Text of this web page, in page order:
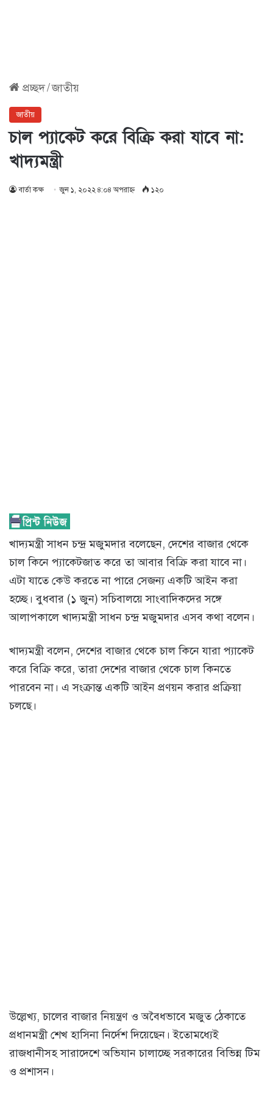
প্রচ্ছদ/জাতীয়
জাতীয়
চাল প্যাকেট করে বিক্রি করা যাবে না:
খাদ্যমন্ত্রী
বার্তা কক্ষ জুন ১, ২০২২ ৪:০৪ অপরাহ্ণ ১২০
খাদ্যমন্ত্রী সাধন চন্দ্র মজুমদার বলেছেন, দেশের বাজার থেকে
চাল কিনে প্যাকেটজাত করে তা আবার বিক্রি করা যাবে না।
এটা যাতে কেউ করতে না পারে সেজন্য একটি আইন করা
হচ্ছে। বুধবার (১ জুন) সচিবালয়ে সাংবাদিকদের সঙ্গে
আলাপকালে খাদ্যমন্ত্রী সাধন চন্দ্র মজুমদার এসব কথা বলেন।
খাদ্যমন্ত্রী বলেন, দেশের বাজার থেকে চাল কিনে যারা প্যাকেট
করে বিক্রি করে, তারা দেশের বাজার থেকে চাল কিনতে
পারবেন না। এ সংক্রান্ত একটি আইন প্রণয়ন করার প্রক্রিয়া
চলছে।
উল্লেখ্য, চালের বাজার নিয়ন্ত্রণ ও অবৈধভাবে মজুত ঠেকাতে
প্রধানমন্ত্রী শেখ হাসিনা নির্দেশ দিয়েছেন। ইতোমধ্যেই
রাজধানীসহ সারাদেশে অভিযান চালাচ্ছে সরকারের বিভিন্ন টিম
ও প্রশাসন।